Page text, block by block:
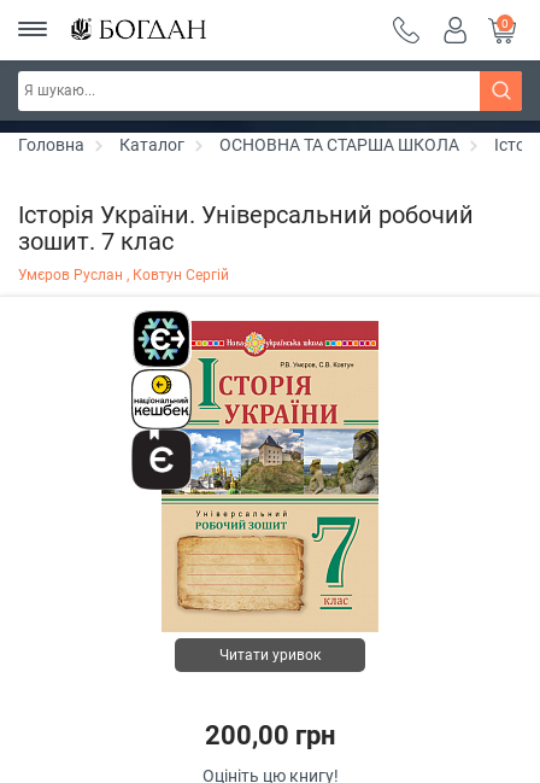
РОЗПРОДАЖ ~ 150 грн ~ 200 грн ~ 250 грн ~
300 грн ~ РОЗПРОДАЖ
Дізнатись більше
0
Головна Каталог ОСНОВНА ТА СТАРША ШКОЛА
Історія України. Універсальний робочий
зошит. 7 клас
Умєров Руслан , Ковтун Сергій
Читати уривок
200,00 грн
Оцініть цю книгу!